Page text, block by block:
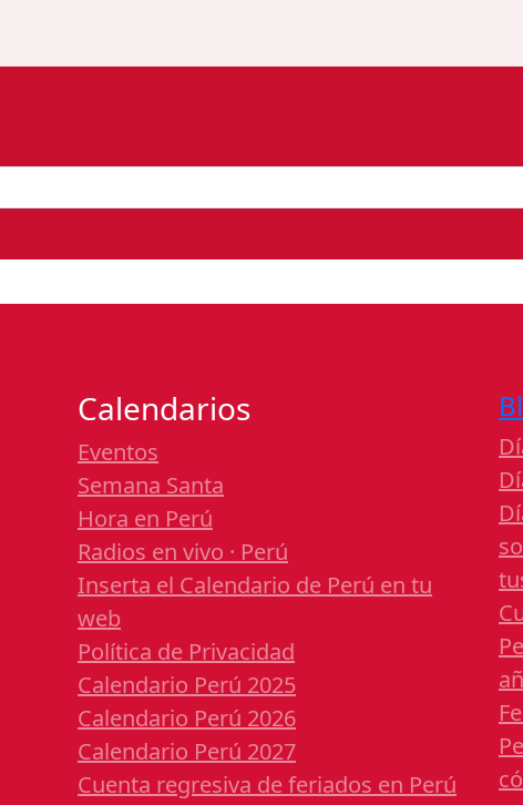
Calendarios
Eventos
Semana Santa
Hora en Perú
Radios en vivo · Perú
Inserta el Calendario de Perú en tu
web
Política de Privacidad
Calendario Perú 2025
Calendario Perú 2026
Calendario Perú 2027
Cuenta regresiva de feriados en Perú